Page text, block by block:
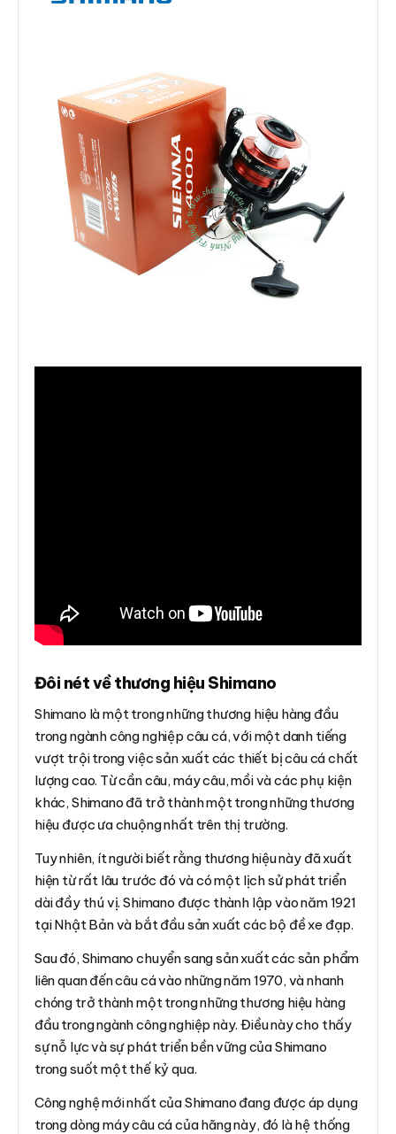
Đôi nét về thương hiệu Shimano
Shimano là một trong những thương hiệu hàng đầu
trong ngành công nghiệp câu cá, với một danh tiếng
vượt trội trong việc sản xuất các thiết bị câu cá chất
lượng cao. Từ cần câu, máy câu, mồi và các phụ kiện
khác, Shimano đã trở thành một trong những thương
hiệu được ưa chuộng nhất trên thị trường.
Tuy nhiên, ít người biết rằng thương hiệu này đã xuất
hiện từ rất lâu trước đó và có một lịch sử phát triển
dài đầy thú vị. Shimano được thành lập vào năm 1921
tại Nhật Bản và bắt đầu sản xuất các bộ đề xe đạp.
Sau đó, Shimano chuyển sang sản xuất các sản phẩm
liên quan đến câu cá vào những năm 1970, và nhanh
chóng trở thành một trong những thương hiệu hàng
đầu trong ngành công nghiệp này. Điều này cho thấy
sự nỗ lực và sự phát triển bền vững của Shimano
trong suốt một thế kỷ qua.
Công nghệ mới nhất của Shimano đang được áp dụng
trong dòng máy câu cá của hãng này, đó là hệ thống